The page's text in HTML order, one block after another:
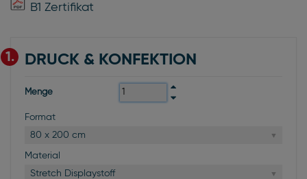
B1 Zertifikat
1. DRUCK & KONFEKTION
Menge
Format
80 x 200 cm
Material
Stretch Displaystoff